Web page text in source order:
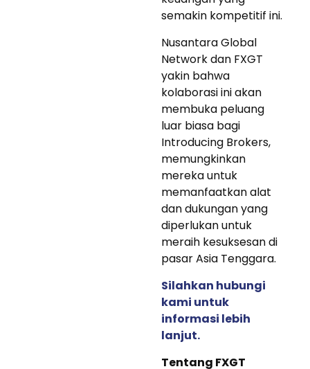
semakin kompetitif ini.
Nusantara Global
Network dan FXGT
yakin bahwa
kolaborasi ini akan
membuka peluang
luar biasa bagi
Introducing Brokers,
memungkinkan
mereka untuk
memanfaatkan alat
dan dukungan yang
diperlukan untuk
meraih kesuksesan di
pasar Asia Tenggara.
Silahkan hubungi
kami untuk
informasi lebih
lanjut.
Tentang FXGT